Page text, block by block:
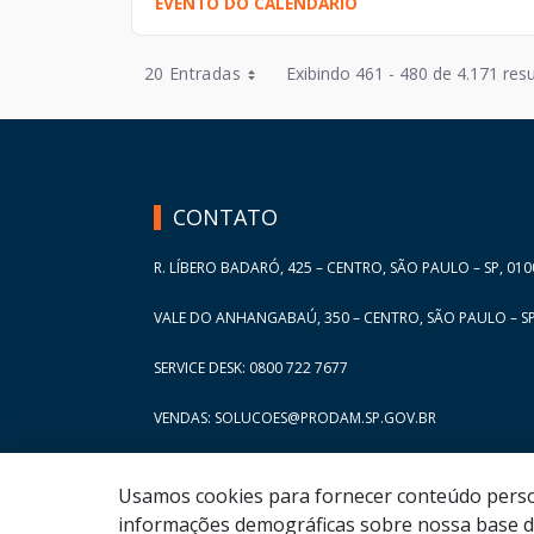
20 Entradas
Entradas por Página
Entradas por Página
Exibindo 461 - 480 de 4.171
CONTATO
R. LÍBERO BADARÓ, 425 – CENTRO, SÃO PAULO – SP,
VALE DO ANHANGABAÚ, 350 – CENTRO, SÃO PAULO –
SERVICE DESK: 0800 722 7677
VENDAS: SOLUCOES@PRODAM.SP.GOV.BR
Usamos cookies para fornecer conteúdo
informações demográficas sobre nossa base